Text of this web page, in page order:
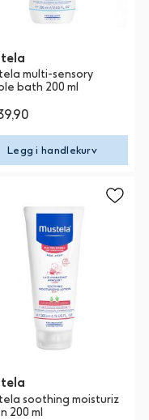
multi-sensory
bath 200 ml
Legg i handlekurv
soothing moisturiz
200 ml